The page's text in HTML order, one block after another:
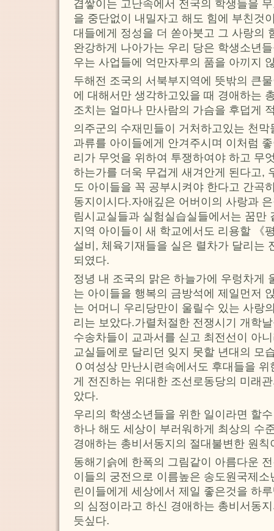
겹쌓이는 고난속에서 전국의 학생들을
을 중단없이 내밀자고 해도 힘에 부친것
대들에게 정성을 더 쏟아붓고 그 사랑의
완강하게 나아가는 우리 당은 학생소년
우는 사업들에 억만자루의 품을 아끼지
두해전 조국의 서북부지역에 뜻밖의 큰
에 대해서만 생각하고있을 때 경애하는
조치는 얼마나 만사람의 가슴을 후덥게
의주군의 수재민들이 거처하고있는 천
과류를 아이들에게 안겨주시며 이처럼
리가 무엇을 위하여 투쟁하여야 하고 무
하는가를 더욱 무겁게 새겨안게 된다고,
도 아이들을 꼭 공부시켜야 한다고 간곡
동지이시다.자애깊은 어버이의 사랑과
림시교실들과 실험실습실들에서는 꿈만
지역 아이들이 새 학교에서도 리용할 《
설비, 체육기재들을 실은 렬차가 달리는
되였다.
정녕 내 조국의 맑은 하늘가에 우렁차게
는 아이들을 행복의 금방석에 제일먼저
는 어머니 우리당만이 울릴수 있는 사랑
리는 보았다.가렬처절한 전쟁시기 개학
수송차들이 교과서를 싣고 최전선이 아
교실들에로 달리던 잊지 못할 년대의 모
０여성상 만난시련속에서도 후대들을
게 전진하는 위대한 조선로동당의 미래
았다.
우리의 학생소년들을 위한 일이라면 할
하나 해도 세상이 부러워하게 최상의 수
경애하는 총비서동지의 절대불변한 원칙
동해기슭에 한폭의 그림같이 아름다운
이들의 궁전으로 이름높은 송도원국제
린이들에게 세상에서 제일 좋은것을 하
의 심정이라고 하신 경애하는 총비서동
듯싶다.